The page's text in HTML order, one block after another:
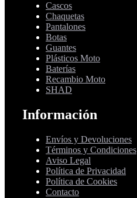
Cascos
Chaquetas
Pantalones
Botas
Guantes
Plásticos Moto
Baterías
Recambio Moto
SHAD
Información
Envíos y Devoluciones
Términos y Condiciones
Aviso Legal
Política de Privacidad
Política de Cookies
Contacto